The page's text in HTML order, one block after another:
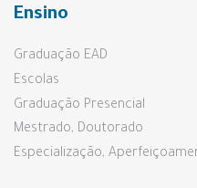
Ensino
Graduação EAD
Escolas
Graduação Presencial
Mestrado, Doutorado
Especialização,